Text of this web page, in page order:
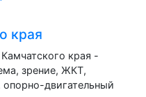
края
края -
зрение, ЖКТ,
двигательный